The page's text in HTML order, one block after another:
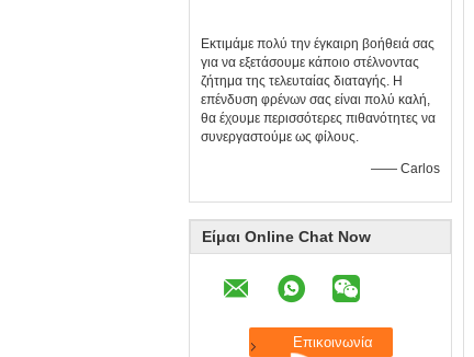
Εκτιμάμε πολύ την έγκαιρη βοήθειά σας
για να εξετάσουμε κάποιο στέλνοντας
ζήτημα της τελευταίας διαταγής. Η
επένδυση φρένων σας είναι πολύ καλή,
θα έχουμε περισσότερες πιθανότητες να
συνεργαστούμε ως φίλους.
—— Carlos
Είμαι Online Chat Now